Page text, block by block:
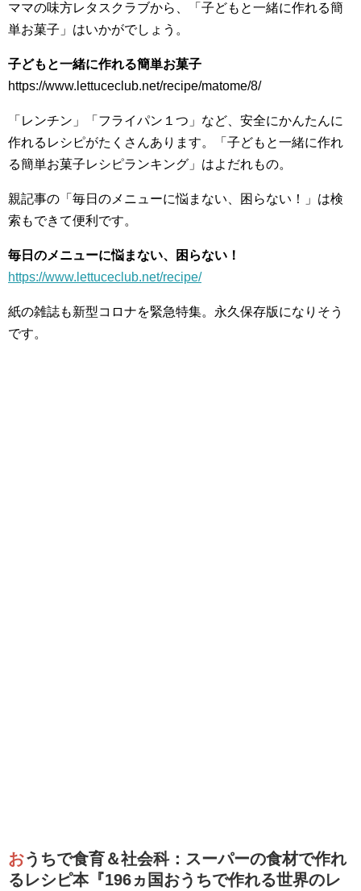
ママの味方レタスクラブから、「子どもと一緒に作れる簡
単お菓子」はいかがでしょう。
子どもと一緒に作れる簡単お菓子
https://www.lettuceclub.net/recipe/matome/8/
「レンチン」「フライパン１つ」など、安全にかんたんに
作れるレシピがたくさんあります。「子どもと一緒に作れ
る簡単お菓子レシピランキング」はよだれもの。
親記事の「毎日のメニューに悩まない、困らない！」は検
索もできて便利です。
毎日のメニューに悩まない、困らない！
https://www.lettuceclub.net/recipe/
紙の雑誌も新型コロナを緊急特集。永久保存版になりそう
です。
おうちで食育＆社会科：スーパーの食材で作れ
るレシピ本『196ヵ国おうちで作れる世界のレ